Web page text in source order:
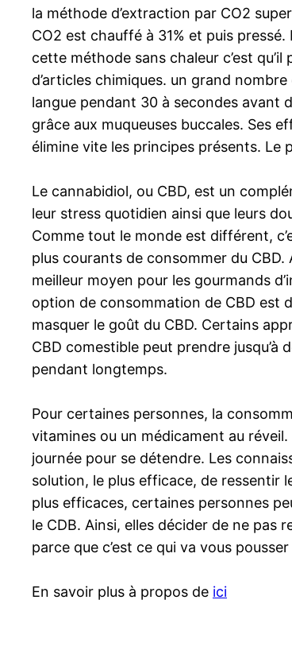
la méthode d’extraction par CO2
CO2 est chauffé à 31% et puis
cette méthode sans chaleur c’est
d’articles chimiques. un grand
langue pendant 30 à secondes avant
grâce aux muqueuses buccales. Ses
élimine vite les principes présents.
Le cannabidiol, ou CBD, est un
leur stress quotidien ainsi que leurs
Comme tout le monde est différent,
plus courants de consommer du CBD.
meilleur moyen pour les gourmands
option de consommation de CBD est
masquer le goût du CBD. Certains
CBD comestible peut prendre
pendant longtemps.
Pour certaines personnes, la
vitamines ou un médicament au
journée pour se détendre. Les
solution, le plus efficace, de ressentir
plus efficaces, certaines personnes
le CDB. Ainsi, elles décider de ne pas
parce que c’est ce qui va vous
En savoir plus à propos de ici